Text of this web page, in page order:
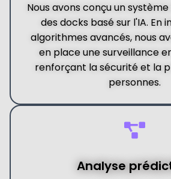
Nous avons conçu un
des docks basé sur l'IA. En
algorithmes avancés, nous
en place une surveillance
renforçant la sécurité et la
personnes.
Analyse